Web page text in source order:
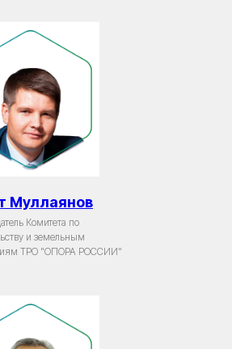
Муллаянов
Комитета по
и земельным
ТРО "ОПОРА РОССИИ"